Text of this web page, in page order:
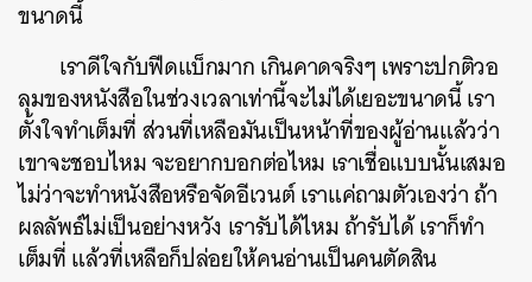
ขนาดนี้
เราดีใจกับฟีดแบ็กมาก เกินคาดจริงๆ เพราะปกติวอ
ลุมของหนังสือในช่วงเวลาเท่านี้จะไม่ได้เยอะขนาดนี้ เรา
ตั้งใจทำเต็มที่ ส่วนที่เหลือมันเป็นหน้าที่ของผู้อ่านแล้วว่า
เขาจะชอบไหม จะอยากบอกต่อไหม เราเชื่อแบบนั้นเสมอ
ไม่ว่าจะทำหนังสือหรือจัดอีเวนต์ เราแค่ถามตัวเองว่า ถ้า
ผลลัพธ์ไม่เป็นอย่างหวัง เรารับได้ไหม ถ้ารับได้ เราก็ทำ
เต็มที่ แล้วที่เหลือก็ปล่อยให้คนอ่านเป็นคนตัดสิน